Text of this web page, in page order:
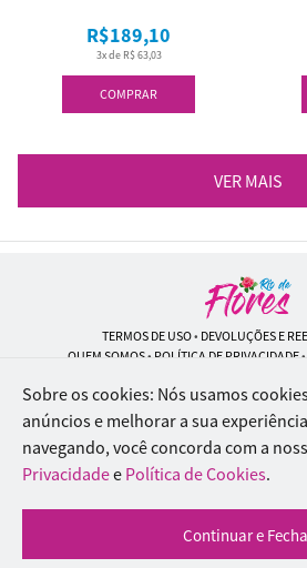
COMPRAR
3x de R$ 63,03
R$189,10
VER MAIS
TERMOS DE USO• DEVOLUÇÕES E
QUEM SOMOS• POLÍTICA DE PRIVACIDADE•
Rio de Flores | CNPJ:
Rua Lopes Trovão, 42 - Rio de Janeiro
WhatsApp: (21) 96451-9290| Telefone:
© 2024-2026 - Todos os direitos reservados -
Inteligentes
Sobre os cookies: Nós usamos
anúncios e melhorar a sua
navegando, você concorda com a
Privacidadee Política de Cookies.
Continuar e